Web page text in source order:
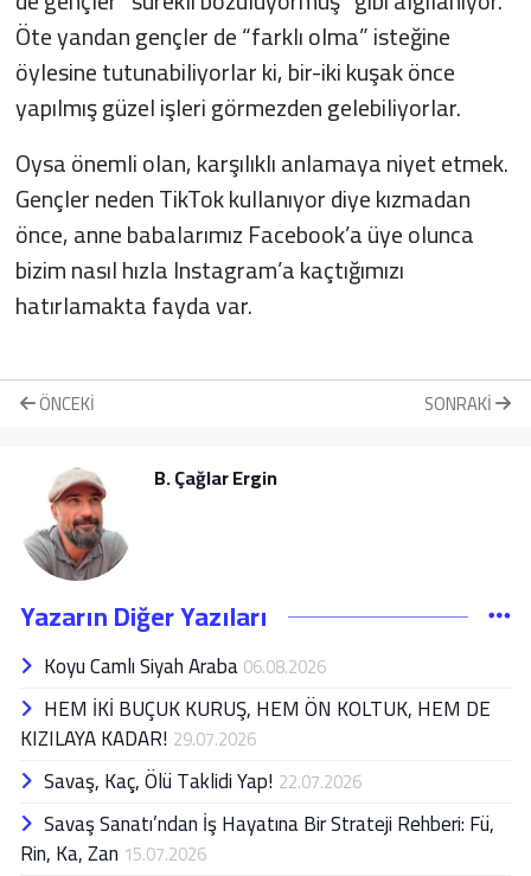
Öte yandan gençler de “farklı olma” isteğine
öylesine tutunabiliyorlar ki, bir-iki kuşak önce
yapılmış güzel işleri görmezden gelebiliyorlar.
Oysa önemli olan, karşılıklı anlamaya niyet etmek.
Gençler neden TikTok kullanıyor diye kızmadan
önce, anne babalarımız Facebook’a üye olunca
bizim nasıl hızla Instagram’a kaçtığımızı
hatırlamakta fayda var.
ÖNCEKI SONRAKI
B. Çağlar Ergin
Yazarın Diğer Yazıları
Koyu Camlı Siyah Araba06.08.2026
HEM İKİ BUÇUK KURUŞ, HEM ÖN KOLTUK, HEM DE
KIZILAYA KADAR! 29.07.2026
Savaş, Kaç, Ölü Taklidi Yap! 22.07.2026
Savaş Sanatı’ndan İş Hayatına Bir Strateji Rehberi: Fü,
Rin, Ka, Zan 15.07.2026